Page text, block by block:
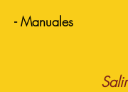
- Manuales
Salir